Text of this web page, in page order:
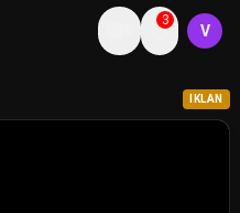
3
V
IKLAN